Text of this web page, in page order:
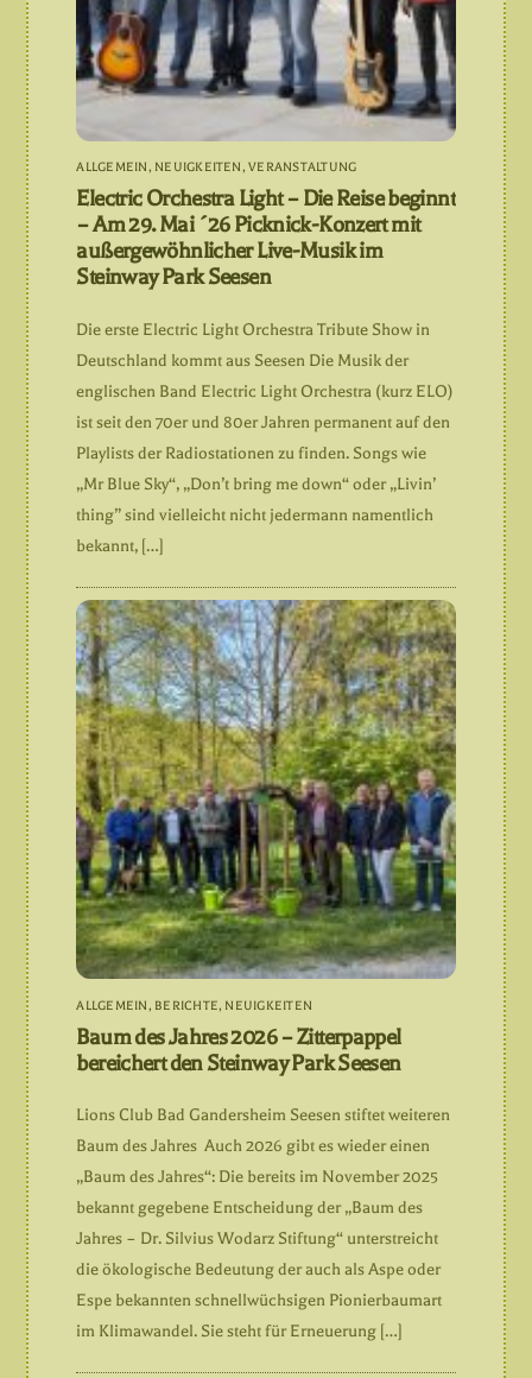
ALLGEMEIN, NEUIGKEITEN,VERANSTALTUNG
Electric Orchestra Light – Die Reise beginnt
– Am 29. Mai ´26 Picknick-Konzert mit
außergewöhnlicher Live-Musik im
Steinway Park Seesen
Die erste Electric Light Orchestra Tribute Show in
Deutschland kommt aus Seesen Die Musik der
englischen Band Electric Light Orchestra (kurz ELO)
ist seit den 70er und 80er Jahren permanent auf den
Playlists der Radiostationen zu finden. Songs wie
„Mr Blue Sky“, „Don’t bring me down“ oder „Livin’
thing” sind vielleicht nicht jedermann namentlich
bekannt, […]
ALLGEMEIN , BERICHTE, NEUIGKEITEN
Baum des Jahres 2026 – Zitterpappel
bereichert den Steinway Park Seesen
Lions Club Bad Gandersheim Seesen stiftet weiteren
Baum des Jahres Auch 2026 gibt es wieder einen
„Baum des Jahres“: Die bereits im November 2025
bekannt gegebene Entscheidung der „Baum des
Jahres – Dr. Silvius Wodarz Stiftung“ unterstreicht
die ökologische Bedeutung der auch als Aspe oder
Espe bekannten schnellwüchsigen Pionierbaumart
im Klimawandel. Sie steht für Erneuerung […]